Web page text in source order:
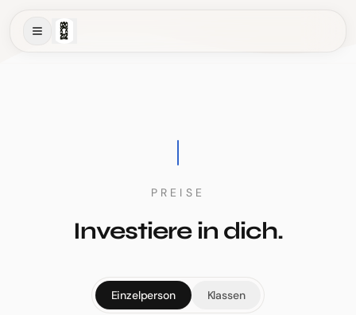
PREISE
Investiere in dich.
Einzelperson Klassen